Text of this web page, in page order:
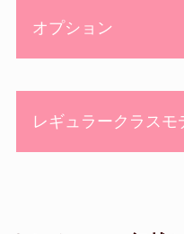
オプション
レギュラークラスモ